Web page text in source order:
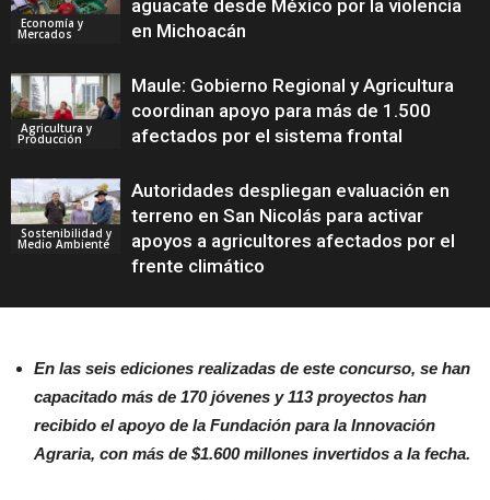
Economía y
Mercados
aguacate desde México por la violencia
en Michoacán
Agricultura y
Producción
Maule: Gobierno Regional y Agricultura
coordinan apoyo para más de 1.500
afectados por el sistema frontal
Sostenibilidad y
Medio Ambiente
Autoridades despliegan evaluación en
terreno en San Nicolás para activar
apoyos a agricultores afectados por el
frente climático
En las seis ediciones realizadas de este concurso, se han
capacitado más de 170 jóvenes y 113 proyectos han
recibido el apoyo de la Fundación para la Innovación
Agraria, con más de $1.600 millones invertidos a la fecha.